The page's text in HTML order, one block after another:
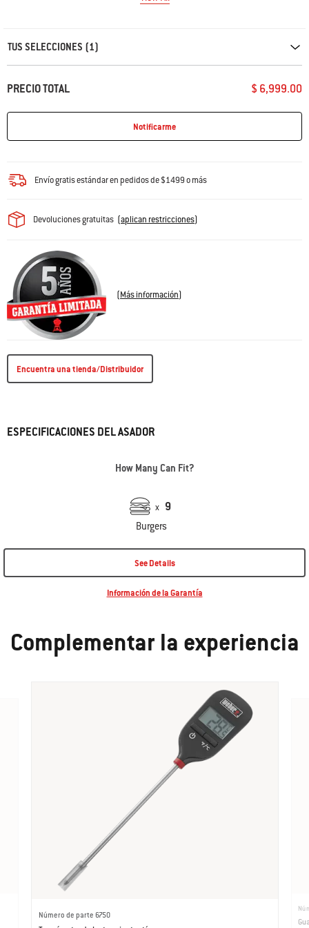
TUS SELECCIONES (1)
PRECIO TOTAL $ 6,999.00
Notificarme
Envío gratis estándar en pedidos de $1499 o más
Devoluciones gratuitas (aplican restricciones)
(Más información)
Encuentra una tienda/Distribuidor
ESPECIFICACIONES DEL ASADOR
How Many Can Fit?
x 9
Burgers
See Details
Información de la Garantía
Complementar la experiencia
Número de parte 6750